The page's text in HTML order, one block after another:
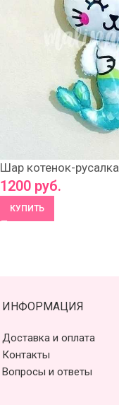
Шар котенок-русалка
1200 руб.
КУПИТЬ
ИНФОРМАЦИЯ
Доставка и оплата
Контакты
Вопросы и ответы